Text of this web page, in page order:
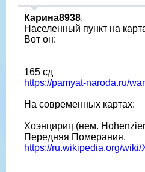
Карина8938,
Населенный пункт на
Вот он:
165 сд
https://pamyat-naroda.ru/
На современных картах:
Хоэнцириц (нем.
Передняя Померания.
https://ru.wikipedia.org/wiki/